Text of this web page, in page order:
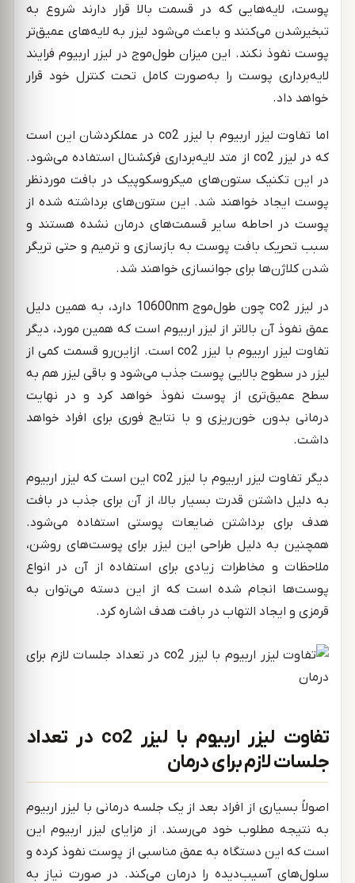
پوست، لایه‌هایی که در قسمت بالا قرار دارند شروع به
تبخیرشدن می‌کنند و باعث می‌شود لیزر به لایه‌های عمیق‌تر
پوست نفوذ نکند. این میزان طول‌موج در لیزر اربیوم فرایند
لایه‌برداری پوست را به‌صورت کامل تحت کنترل خود قرار
خواهد داد.
اما تفاوت لیزر اربیوم با لیزر co2 در عملکردشان این است
که در لیزر co2 از متد لایه‌برداری فرکشنال استفاده می‌شود.
در این تکنیک ستون‌های میکروسکوپیک در بافت موردنظر
پوست ایجاد خواهند شد. این ستون‌های برداشته شده از
پوست در احاطه سایر قسمت‌های درمان نشده هستند و
سبب تحریک بافت پوست به بازسازی و ترمیم و حتی تریگر
شدن کلاژن‌ها برای جوانسازی خواهند شد.
در لیزر co2 چون طول‌موج 10600nm دارد، به همین دلیل
عمق نفوذ آن بالاتر از لیزر اربیوم است که همین مورد، دیگر
تفاوت لیزر اربیوم با لیزر co2 است. ازاین‌رو قسمت کمی از
لیزر در سطوح بالایی پوست جذب می‌شود و باقی لیزر هم به
سطح عمیق‌تری از پوست نفوذ خواهد کرد و در نهایت
درمانی بدون خون‌ریزی و با نتایج فوری برای افراد خواهد
داشت.
دیگر تفاوت لیزر اربیوم با لیزر co2 این است که لیزر اربیوم
به دلیل داشتن قدرت بسیار بالا، از آن برای جذب در بافت
هدف برای برداشتن ضایعات پوستی استفاده می‌شود.
همچنین به دلیل طراحی این لیزر برای پوست‌های روشن،
ملاحظات و مخاطرات زیادی برای استفاده از آن در انواع
پوست‌ها انجام شده است که از این دسته می‌توان به
قرمزی و ایجاد التهاب در بافت هدف اشاره کرد.
تفاوت لیزر اربیوم با لیزر co2 در تعداد
جلسات لازم برای درمان
اصولاً بسیاری از افراد بعد از یک جلسه درمانی با لیزر اربیوم
به نتیجه مطلوب خود می‌رسند. از مزایای لیزر اربیوم این
است که این دستگاه به عمق مناسبی از پوست نفوذ کرده و
سلول‌های آسیب‌دیده را درمان می‌کند. در صورت نیاز به